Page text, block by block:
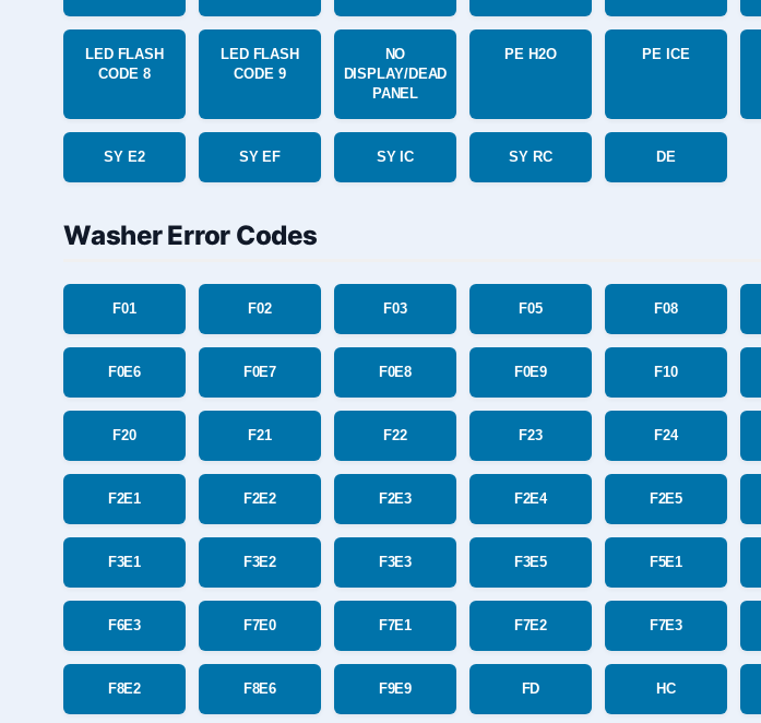
LED FLASH
CODE 8
LED FLASH
CODE 9
NO
DISPLAY/DEAD
PANEL
PE H2O PE ICE
SY E2 SY EF SY IC SY RC DE
Washer Error Codes
F01 F02 F03 F05 F08
F0E6 F0E7 F0E8 F0E9 F10
F20 F21 F22 F23 F24
F2E1 F2E2 F2E3 F2E4 F2E5
F3E1 F3E2 F3E3 F3E5 F5E1
F6E3 F7E0 F7E1 F7E2 F7E3
F8E2 F8E6 F9E9 FD HC